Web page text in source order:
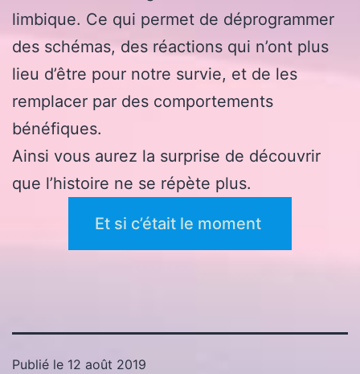
limbique. Ce qui permet de déprogrammer
des schémas, des réactions qui n’ont plus
lieu d’être pour notre survie, et de les
remplacer par des comportements
bénéfiques.
Ainsi vous aurez la surprise de découvrir
que l’histoire ne se répète plus.
Et si c’était le moment
Publié le 12 août 2019